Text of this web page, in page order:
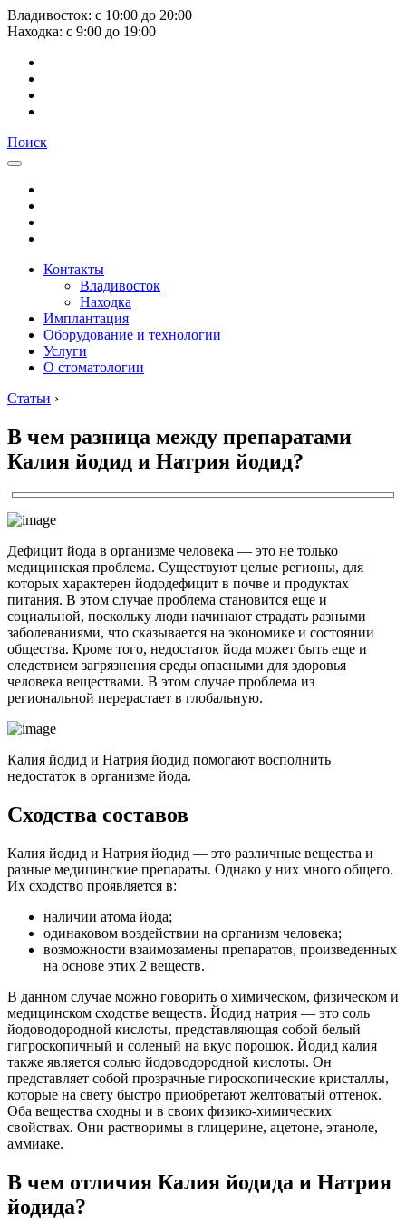
Владивосток: с 10:00 до 20:00
Находка: с 9:00 до 19:00
Поиск
Контакты
Владивосток
Находка
Имплантация
Оборудование и технологии
Услуги
О стоматологии
Статьи ›
В чем разница между препаратами
Калия йодид и Натрия йодид?
Дефицит йода в организме человека — это не только
медицинская проблема. Существуют целые регионы, для
которых характерен йододефицит в почве и продуктах
питания. В этом случае проблема становится еще и
социальной, поскольку люди начинают страдать разными
заболеваниями, что сказывается на экономике и состоянии
общества. Кроме того, недостаток йода может быть еще и
следствием загрязнения среды опасными для здоровья
человека веществами. В этом случае проблема из
региональной перерастает в глобальную.
Калия йодид и Натрия йодид помогают восполнить
недостаток в организме йода.
Сходства составов
Калия йодид и Натрия йодид — это различные вещества и
разные медицинские препараты. Однако у них много общего.
Их сходство проявляется в:
наличии атома йода;
одинаковом воздействии на организм человека;
возможности взаимозамены препаратов, произведенных
на основе этих 2 веществ.
В данном случае можно говорить о химическом, физическом и
медицинском сходстве веществ. Йодид натрия — это соль
йодоводородной кислоты, представляющая собой белый
гигроскопичный и соленый на вкус порошок. Йодид калия
также является солью йодоводородной кислоты. Он
представляет собой прозрачные гироскопические кристаллы,
которые на свету быстро приобретают желтоватый оттенок.
Оба вещества сходны и в своих физико-химических
свойствах. Они растворимы в глицерине, ацетоне, этаноле,
аммиаке.
В чем отличия Калия йодида и Натрия
йодида?